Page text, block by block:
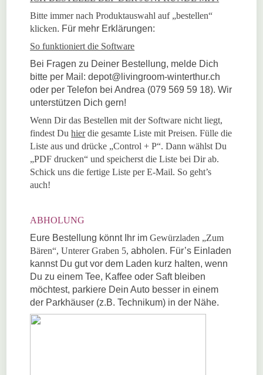
Bitte immer nach Produktauswahl auf „bestellen“
klicken. Für mehr Erklärungen:
So funktioniert die Software
Bei Fragen zu Deiner Bestellung, melde Dich
bitte per Mail: depot@livingroom-winterthur.ch
oder per Telefon bei Andrea (079 569 59 18). Wir
unterstützen Dich gern!
Wenn Dir das Bestellen mit der Software nicht liegt,
findest Duhierdie gesamte Liste mit Preisen. Fülle die
Liste aus und drücke „Control + P“. Dann wählst Du
„PDF drucken“ und speicherst die Liste bei Dir ab.
Schick uns die fertige Liste per E-Mail. So geht’s
auch!
ABHOLUNG
Eure Bestellung könnt Ihr imGewürzladen „Zum
Bären“, Unterer Graben 5, abholen. Für’s Einladen
kannst Du gut vor dem Laden kurz halten, wenn
Du zu einem Tee, Kaffee oder Saft bleiben
möchtest, parkiere Dein Auto besser in einem
der Parkhäuser (z.B. Technikum) in der Nähe.